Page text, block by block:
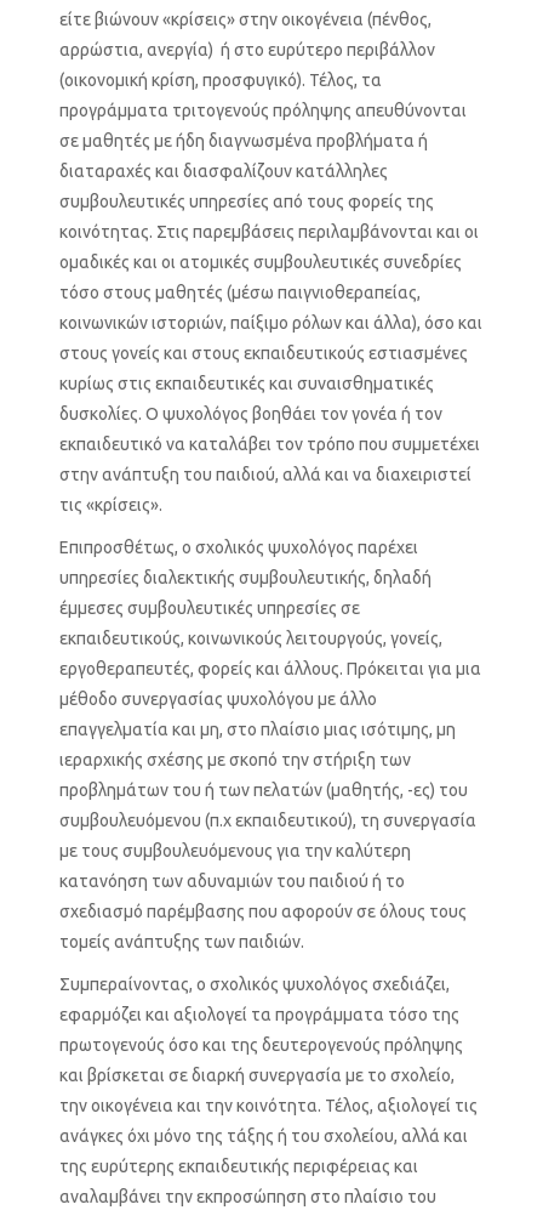
είτε βιώνουν «κρίσεις» στην οικογένεια (πένθος,
αρρώστια, ανεργία) ή στο ευρύτερο περιβάλλον
(οικονομική κρίση, προσφυγικό). Τέλος, τα
προγράμματα τριτογενούς πρόληψης απευθύνονται
σε μαθητές με ήδη διαγνωσμένα προβλήματα ή
διαταραχές και διασφαλίζουν κατάλληλες
συμβουλευτικές υπηρεσίες από τους φορείς της
κοινότητας. Στις παρεμβάσεις περιλαμβάνονται και οι
ομαδικές και οι ατομικές συμβουλευτικές συνεδρίες
τόσο στους μαθητές (μέσω παιγνιοθεραπείας,
κοινωνικών ιστοριών, παίξιμο ρόλων και άλλα), όσο και
στους γονείς και στους εκπαιδευτικούς εστιασμένες
κυρίως στις εκπαιδευτικές και συναισθηματικές
δυσκολίες. Ο ψυχολόγος βοηθάει τον γονέα ή τον
εκπαιδευτικό να καταλάβει τον τρόπο που συμμετέχει
στην ανάπτυξη του παιδιού, αλλά και να διαχειριστεί
τις «κρίσεις».
Επιπροσθέτως, ο σχολικός ψυχολόγος παρέχει
υπηρεσίες διαλεκτικής συμβουλευτικής, δηλαδή
έμμεσες συμβουλευτικές υπηρεσίες σε
εκπαιδευτικούς, κοινωνικούς λειτουργούς, γονείς,
εργοθεραπευτές, φορείς και άλλους. Πρόκειται για μια
μέθοδο συνεργασίας ψυχολόγου με άλλο
επαγγελματία και μη, στο πλαίσιο μιας ισότιμης, μη
ιεραρχικής σχέσης με σκοπό την στήριξη των
προβλημάτων του ή των πελατών (μαθητής, -ες) του
συμβουλευόμενου (π.χ εκπαιδευτικού), τη συνεργασία
με τους συμβουλευόμενους για την καλύτερη
κατανόηση των αδυναμιών του παιδιού ή το
σχεδιασμό παρέμβασης που αφορούν σε όλους τους
τομείς ανάπτυξης των παιδιών.
Συμπεραίνοντας, ο σχολικός ψυχολόγος σχεδιάζει,
εφαρμόζει και αξιολογεί τα προγράμματα τόσο της
πρωτογενούς όσο και της δευτερογενούς πρόληψης
και βρίσκεται σε διαρκή συνεργασία με το σχολείο,
την οικογένεια και την κοινότητα. Τέλος, αξιολογεί τις
ανάγκες όχι μόνο της τάξης ή του σχολείου, αλλά και
της ευρύτερης εκπαιδευτικής περιφέρειας και
αναλαμβάνει την εκπροσώπηση στο πλαίσιο του